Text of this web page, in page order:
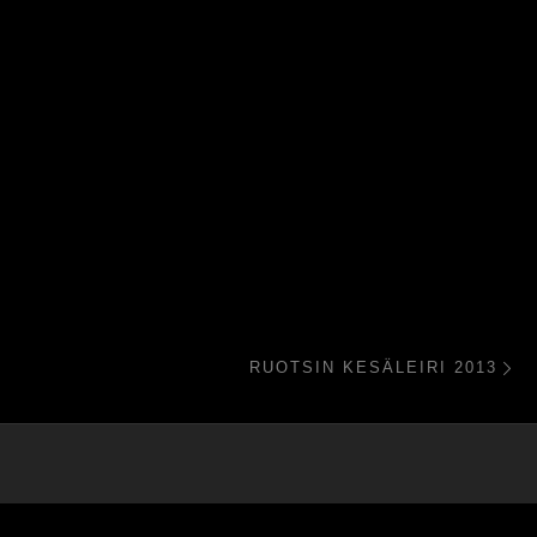
RUOTSIN KESÄLEIRI 2013